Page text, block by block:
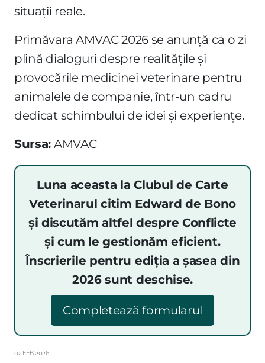
situații reale.
Primăvara AMVAC 2026 se anunță ca o zi
plină dialoguri despre realitățile și
provocările medicinei veterinare pentru
animalele de companie, într-un cadru
dedicat schimbului de idei și experiențe.
Sursa: AMVAC
Luna aceasta la Clubul de Carte
Veterinarul citim Edward de Bono
și discutăm altfel despre Conflicte
și cum le gestionăm eficient.
Înscrierile pentru ediția a șasea din
2026 sunt deschise.
Completează formularul
02.FEB.2026